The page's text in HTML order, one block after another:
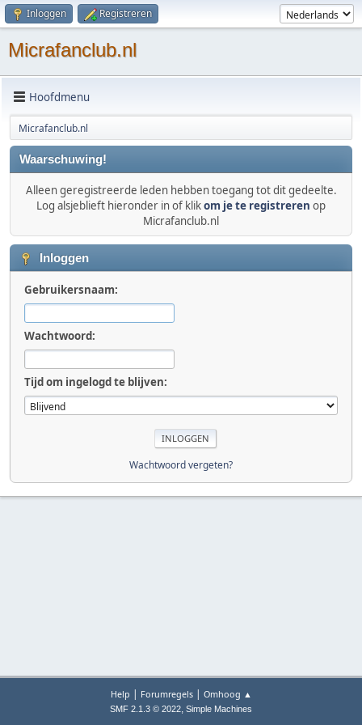
Inloggen Registreren
Micrafanclub.nl
Hoofdmenu
Micrafanclub.nl
Waarschuwing!
Alleen geregistreerde leden hebben toegang tot dit gedeelte.
Log alsjeblieft hieronder in of klikom je te registreren op
Micrafanclub.nl
Inloggen
Gebruikersnaam:
Wachtwoord:
Tijd om ingelogd te blijven:
Wachtwoord vergeten?
Help | Forumregels| Omhoog ▲
SMF 2.1.3 © 2022, Simple Machines